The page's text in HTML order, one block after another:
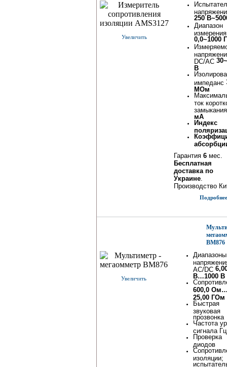
Увеличить
250
Диапазон
измерения
0,0~1000
DC/AC
В
импеданс
МОм
ток
мА
Индекс
Гарантия 6 мес.
Бесплатная
доставка по
Украине.
Производство
BM876
Увеличить
Диапазоны
AC/DC
В…1000 В
600,0
25,00 ГОм
Быстрая
звуковая
прозвонка
Частота
сигнала Гц
Проверка
диодов
изоляции;